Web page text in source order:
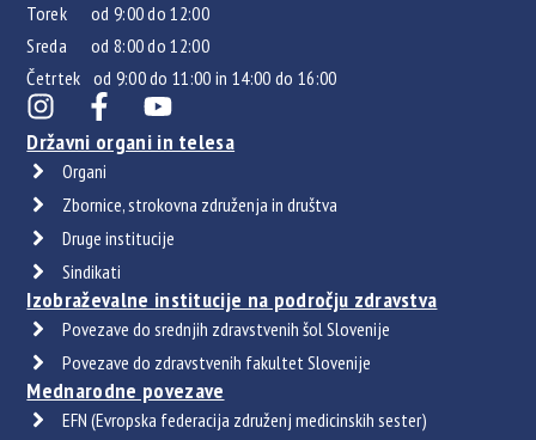
Torek od 9:00 do 12:00
Sreda od 8:00 do 12:00
Četrtek od 9:00 do 11:00 in 14:00 do 16:00
Državni organi in telesa
Organi
Zbornice, strokovna združenja in društva
Druge institucije
Sindikati
Izobraževalne institucije na področju zdravstva
Povezave do srednjih zdravstvenih šol Slovenije
Povezave do zdravstvenih fakultet Slovenije
Mednarodne povezave
EFN (Evropska federacija združenj medicinskih sester)